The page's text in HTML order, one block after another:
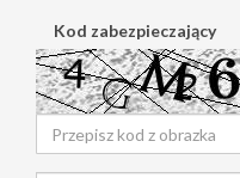
Kod zabezpieczający